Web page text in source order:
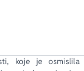
koje je osmislila